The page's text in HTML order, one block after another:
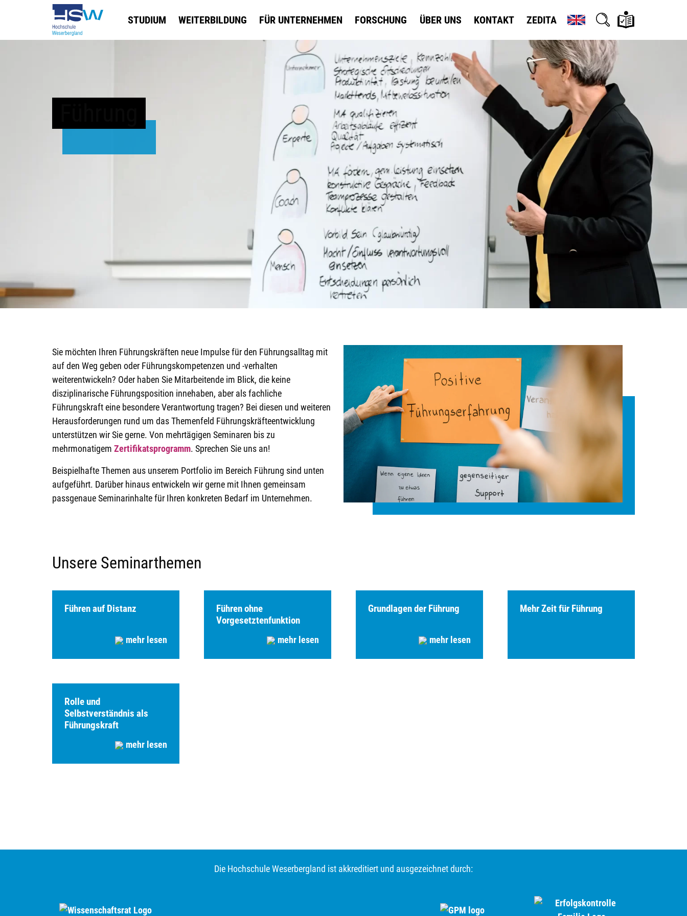
STUDIUM WEITERBILDUNG FÜR UNTERNEHMEN FORSCHUNG ÜBER UNS KONTAKT ZEDITA
Sie möchten Ihren Führungskräften neue Impulse für den Führungsalltag mit
auf den Weg geben oder Führungskompetenzen und -verhalten
weiterentwickeln? Oder haben Sie Mitarbeitende im Blick, die keine
disziplinarische Führungsposition innehaben, aber als fachliche
Führungskraft eine besondere Verantwortung tragen? Bei diesen und weiteren
Herausforderungen rund um das Themenfeld Führungskräfteentwicklung
unterstützen wir Sie gerne. Von mehrtägigen Seminaren bis zu
mehrmonatigem Zertifikatsprogramm. Sprechen Sie uns an!
Beispielhafte Themen aus unserem Portfolio im Bereich Führung sind unten
aufgeführt. Darüber hinaus entwickeln wir gerne mit Ihnen gemeinsam
passgenaue Seminarinhalte für Ihren konkreten Bedarf im Unternehmen.
Unsere Seminarthemen
Führen auf Distanz
mehr lesen
Führen ohne
Vorgesetztenfunktion
mehr lesen
Grundlagen der Führung
mehr lesen
Mehr Zeit für Führung
Rolle und
Selbstverständnis als
Führungskraft
mehr lesen
Die Hochschule Weserbergland ist akkreditiert und ausgezeichnet durch: